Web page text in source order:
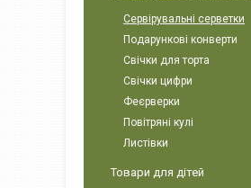
4820212002090
Сервірувальні серветки
Подарункові конверти
Свічки для торта
Свічки цифри
Феєрверки
Повітряні кулі
Листівки
Товари для дітей